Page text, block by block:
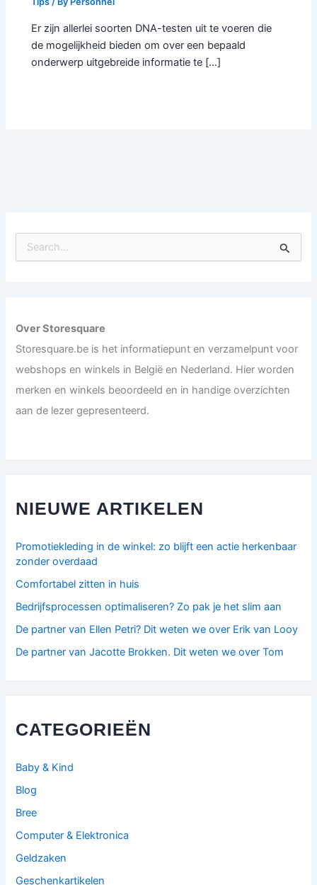
Er zijn allerlei soorten DNA-testen uit te voeren die
de mogelijkheid bieden om over een bepaald
onderwerp uitgebreide informatie te […]
f
r
:
Over Storesquare
Storesquare.be is het informatiepunt en verzamelpunt voor
webshops en winkels in België en Nederland. Hier worden
merken en winkels beoordeeld en in handige overzichten
aan de lezer gepresenteerd.
NIEUWE ARTIKELEN
Promotiekleding in de winkel: zo blijft een actie herkenbaar
zonder overdaad
Comfortabel zitten in huis
Bedrijfsprocessen optimaliseren? Zo pak je het slim aan
De partner van Ellen Petri? Dit weten we over Erik van Looy
De partner van Jacotte Brokken. Dit weten we over Tom
CATEGORIEËN
Baby & Kind
Blog
Bree
Computer & Elektronica
Geldzaken
Geschenkartikelen